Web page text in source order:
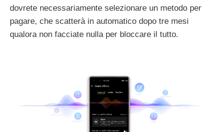
dovrete necessariamente selezionare un metodo per
pagare, che scatterà in automatico dopo tre mesi
qualora non facciate nulla per bloccare il tutto.